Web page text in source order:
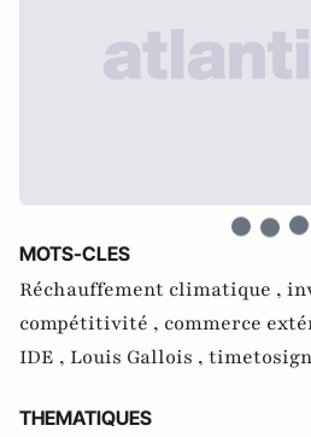
MOTS-CLES
Réchauffement climatique ,
compétitivité , commerce
IDE , Louis Gallois ,
THEMATIQUES